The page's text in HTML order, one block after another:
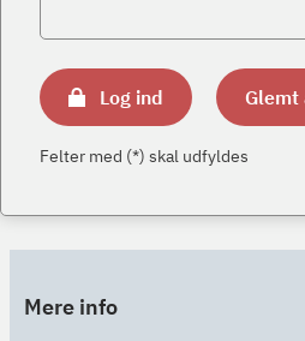
Log ind Glemt
Felter med (*) skal udfyldes
Mere info